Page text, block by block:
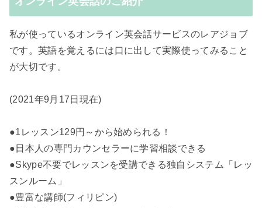
私が使っているオンライン英会話サービスのレアジョブ
です。英語を覚えるには口に出して実際使ってみること
が大切です。
(2021年9月17日現在)
●1レッスン129円～から始められる！
●日本人の専門カウンセラーに学習相談できる
●Skype不要でレッスンを受講できる独自システム「レッ
スンルーム」
●豊富な講師(フィリピン)